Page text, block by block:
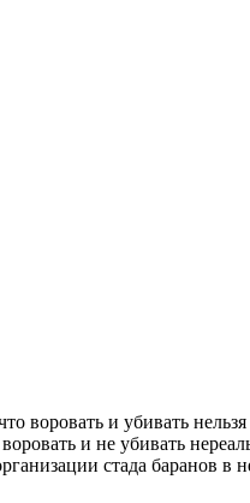
воровать и убивать
и не убивать
стада баранов